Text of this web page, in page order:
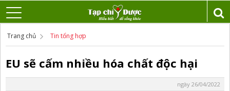
Trang chủ Tin tổng hợp
EU sẽ cấm nhiều hóa chất độc hại
ngày 26/04/2022